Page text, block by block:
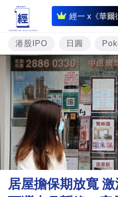
經一 x《華爾
即
時
財
經
專
題
投
資
樓
市
理
財
港股IPO 日圓
居屋擔保期放寬